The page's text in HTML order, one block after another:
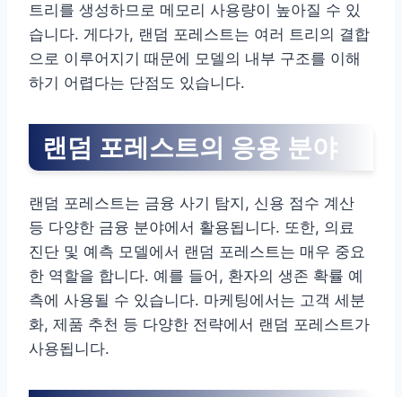
트리를 생성하므로 메모리 사용량이 높아질 수 있
습니다. 게다가, 랜덤 포레스트는 여러 트리의 결합
으로 이루어지기 때문에 모델의 내부 구조를 이해
하기 어렵다는 단점도 있습니다.
랜덤 포레스트의 응용 분야
랜덤 포레스트는 금융 사기 탐지, 신용 점수 계산
등 다양한 금융 분야에서 활용됩니다. 또한, 의료
진단 및 예측 모델에서 랜덤 포레스트는 매우 중요
한 역할을 합니다. 예를 들어, 환자의 생존 확률 예
측에 사용될 수 있습니다. 마케팅에서는 고객 세분
화, 제품 추천 등 다양한 전략에서 랜덤 포레스트가
사용됩니다.